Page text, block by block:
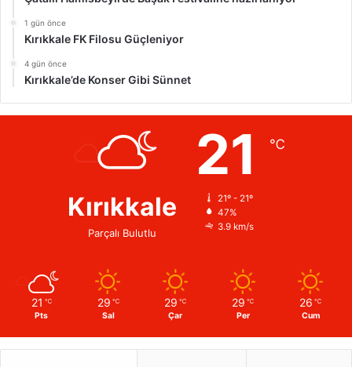
1 gün önce
Kırıkkale FK Filosu Güçleniyor
4 gün önce
Kırıkkale’de Konser Gibi Sünnet
Kırıkkale
Parçalı Bulutlu
21 ℃
21º - 21º
47%
3.9 km/s
21 ℃
Pts
29 ℃
Sal
29 ℃
Çar
29 ℃
Per
26 ℃
Cum